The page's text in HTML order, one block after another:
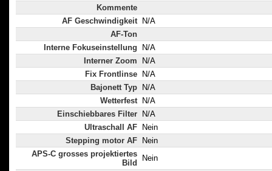
Kommente
AF Geschwindigkeit
N/A
AF-Ton
Interne Fokuseinstellung
N/A
Interner Zoom
N/A
Fix Frontlinse
N/A
Bajonett Typ
N/A
Wetterfest
N/A
Einschiebbares Filter
N/A
Ultraschall AF
Nein
Stepping motor AF
Nein
APS-C grosses projektiertes
Bild
Nein